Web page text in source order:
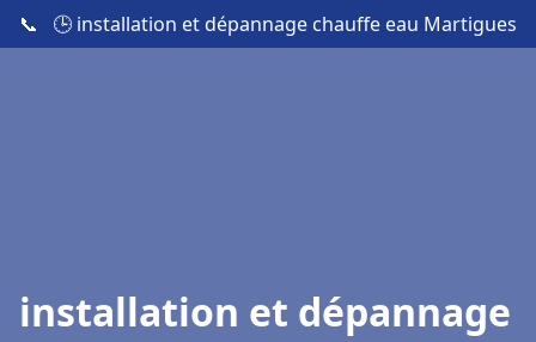
📞 🕒 installation et dépannage chauffe eau Martigues
installation et dépannage